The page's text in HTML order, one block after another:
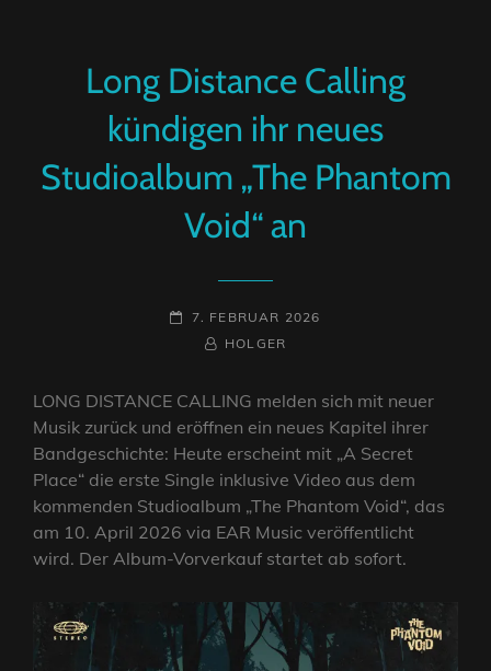
Long Distance Calling
kündigen ihr neues
Studioalbum „The Phantom
Void“ an
POSTED-
7. FEBRUAR 2026
BY
BYLINEHOLGER
LONG DISTANCE CALLING melden sich mit neuer
Musik zurück und eröffnen ein neues Kapitel ihrer
Bandgeschichte: Heute erscheint mit „A Secret
Place“ die erste Single inklusive Video aus dem
kommenden Studioalbum „The Phantom Void“, das
am 10. April 2026 via EAR Music veröffentlicht
wird. Der Album-Vorverkauf startet ab sofort.